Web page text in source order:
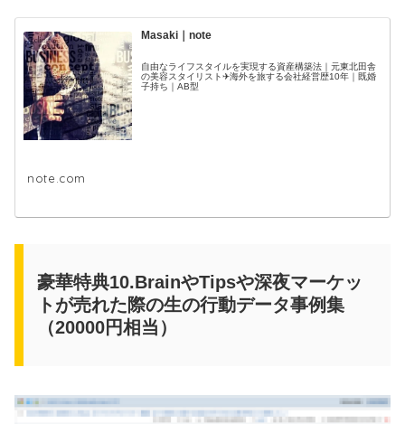
Masaki｜note
自由なライフスタイルを実現する資産構築法｜元東北田舎
の美容スタイリスト✈海外を旅する会社経営歴10年｜既婚
子持ち｜AB型
note.com
豪華特典10.BrainやTipsや深夜マーケッ
トが売れた際の生の行動データ事例集
（20000円相当）